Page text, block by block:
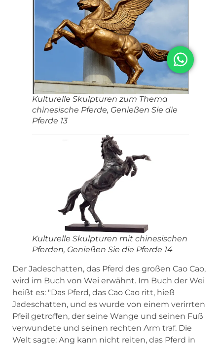
Kulturelle Skulpturen zum Thema
chinesische Pferde, Genießen Sie die
Pferde 13
Kulturelle Skulpturen mit chinesischen
Pferden, Genießen Sie die Pferde 14
Der Jadeschatten, das Pferd des großen Cao Cao,
wird im Buch von Wei erwähnt. Im Buch der Wei
heißt es: "Das Pferd, das Cao Cao ritt, hieß
Jadeschatten, und es wurde von einem verirrten
Pfeil getroffen, der seine Wange und seinen Fuß
verwundete und seinen rechten Arm traf. Die
Welt sagte: Ang kann nicht reiten, das Pferd in